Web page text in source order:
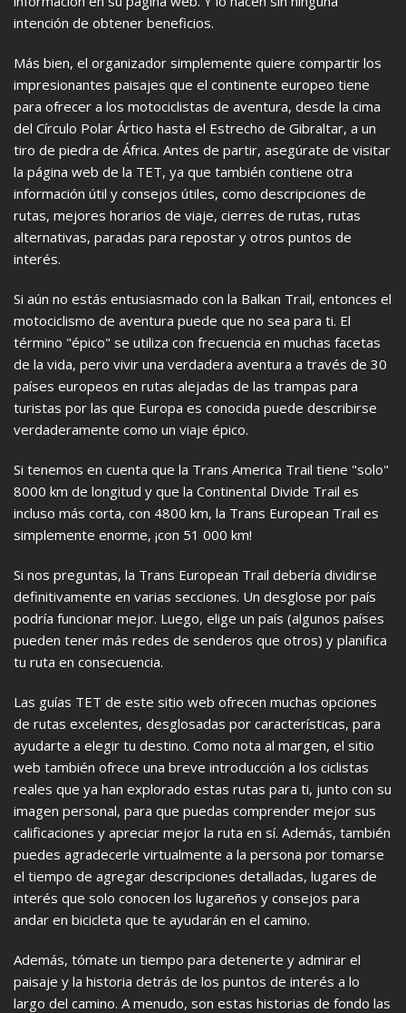
intención de obtener beneficios.
Más bien, el organizador simplemente quiere compartir los
impresionantes paisajes que el continente europeo tiene
para ofrecer a los motociclistas de aventura, desde la cima
del Círculo Polar Ártico hasta el Estrecho de Gibraltar, a un
tiro de piedra de África. Antes de partir, asegúrate de visitar
la página web de la TET, ya que también contiene otra
información útil y consejos útiles, como descripciones de
rutas, mejores horarios de viaje, cierres de rutas, rutas
alternativas, paradas para repostar y otros puntos de
interés.
Si aún no estás entusiasmado con la Balkan Trail, entonces el
motociclismo de aventura puede que no sea para ti. El
término "épico" se utiliza con frecuencia en muchas facetas
de la vida, pero vivir una verdadera aventura a través de 30
países europeos en rutas alejadas de las trampas para
turistas por las que Europa es conocida puede describirse
verdaderamente como un viaje épico.
Si tenemos en cuenta que la Trans America Trail tiene "solo"
8000 km de longitud y que la Continental Divide Trail es
incluso más corta, con 4800 km, la Trans European Trail es
simplemente enorme, ¡con 51 000 km!
Si nos preguntas, la Trans European Trail debería dividirse
definitivamente en varias secciones. Un desglose por país
podría funcionar mejor. Luego, elige un país (algunos países
pueden tener más redes de senderos que otros) y planifica
tu ruta en consecuencia.
Las guías TET de este sitio web ofrecen muchas opciones
de rutas excelentes, desglosadas por características, para
ayudarte a elegir tu destino. Como nota al margen, el sitio
web también ofrece una breve introducción a los ciclistas
reales que ya han explorado estas rutas para ti, junto con su
imagen personal, para que puedas comprender mejor sus
calificaciones y apreciar mejor la ruta en sí. Además, también
puedes agradecerle virtualmente a la persona por tomarse
el tiempo de agregar descripciones detalladas, lugares de
interés que solo conocen los lugareños y consejos para
andar en bicicleta que te ayudarán en el camino.
Además, tómate un tiempo para detenerte y admirar el
paisaje y la historia detrás de los puntos de interés a lo
largo del camino. A menudo, son estas historias de fondo las